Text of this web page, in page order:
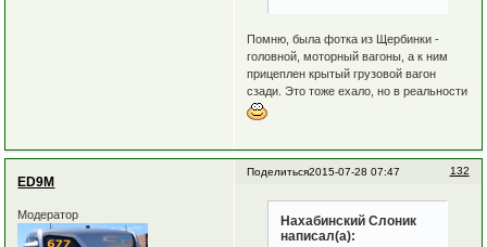
Помню, была фотка из Щербинки -
головной, моторный вагоны, а к ним
прицеплен крытый грузовой вагон
сзади. Это тоже ехало, но в реальности
Поделиться 132
2015-07-28 07:47
ED9M
Модератор
Нахабинский Слоник
написал(а):